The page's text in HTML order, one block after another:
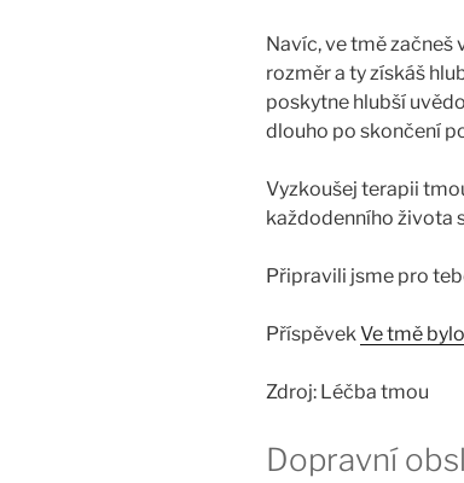
Navíc, ve tmě začneš
rozměr a ty získáš
poskytne hlubší
dlouho po skončení
Vyzkoušej terapii
každodenního života
Připravili jsme pro
Příspěvek Ve tmě
Zdroj: Léčba tmou
Dopravní